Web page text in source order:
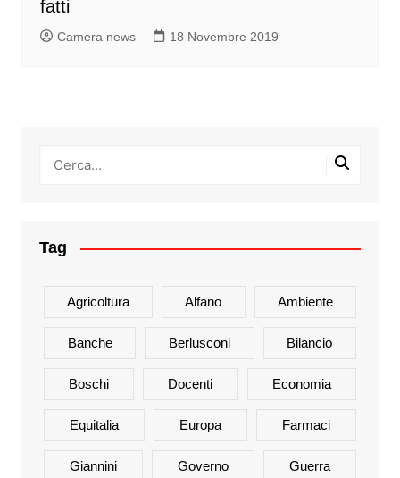
fatti
Camera news 18 Novembre 2019
Tag
Agricoltura Alfano Ambiente
Banche Berlusconi Bilancio
Boschi Docenti Economia
Equitalia Europa Farmaci
Giannini Governo Guerra